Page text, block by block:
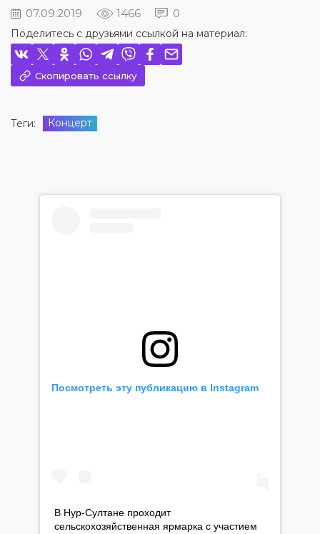
07.09.2019 1466 0
Поделитесь с друзьями ссылкой на материал:
Скопировать ссылку
Теги: Концepт
Посмотреть эту публикацию в Instagram
В Нур-Султане проходит
сельскохозяйственная ярмарка с участием